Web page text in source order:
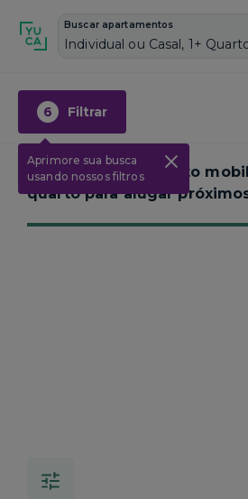
Buscar apartamentos
6 Filtrar
Aprimore sua busca
usando nossos filtros
Nenhum apartamento
quarto para alugar